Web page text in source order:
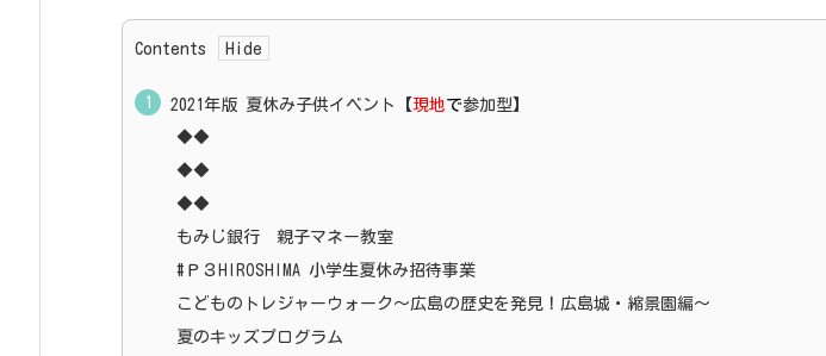
Contents
2021年版 夏休み子供イベント【現地で参加型】
◆◆
◆◆
◆◆
もみじ銀行 親子マネー教室
#Ｐ３HIROSHIMA 小学生夏休み招待事業
こどものトレジャーウォーク～広島の歴史を発見！広島城・縮景園編～
夏のキッズプログラム